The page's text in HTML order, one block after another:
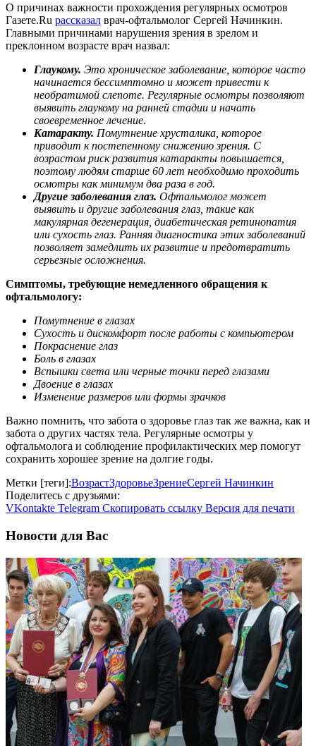
О причинах важности прохождения регулярных осмотров
Газете.Ru рассказал врач-офтальмолог Сергей Начинкин.
Главными причинами нарушения зрения в зрелом и
преклонном возрасте врач назвал:
Глаукому. Это хроническое заболевание, которое часто
начинается бессимптомно и может привести к
необратимой слепоте. Регулярные осмотры позволяют
выявить глаукому на ранней стадии и начать
своевременное лечение.
Катаракту. Помутнение хрусталика, которое
приводит к постепенному снижению зрения. С
возрастом риск развития катаракты повышается,
поэтому людям старше 60 лет необходимо проходить
осмотры как минимум два раза в год.
Другие заболевания глаз. Офтальмолог может
выявить и другие заболевания глаз, такие как
макулярная дегенерация, диабетическая ретинопатия
или сухость глаз. Ранняя диагностика этих заболеваний
позволяет замедлить их развитие и предотвратить
серьезные осложнения.
Симптомы, требующие немедленного обращения к
офтальмологу:
Помутнение в глазах
Сухость и дискомфорт после работы с компьютером
Покраснение глаз
Боль в глазах
Вспышки света или черные точки перед глазами
Двоение в глазах
Изменение размеров или формы зрачков
Важно помнить, что забота о здоровье глаз так же важна, как и
забота о других частях тела. Регулярные осмотры у
офтальмолога и соблюдение профилактических мер помогут
сохранить хорошее зрение на долгие годы.
Метки [теги]:ВозрастЗдоровьеЗрениеСергей Начинкин
Поделитесь с друзьями:
VKontakte Telegram Скопировать ссылку Версия для печати
Новости для Вас